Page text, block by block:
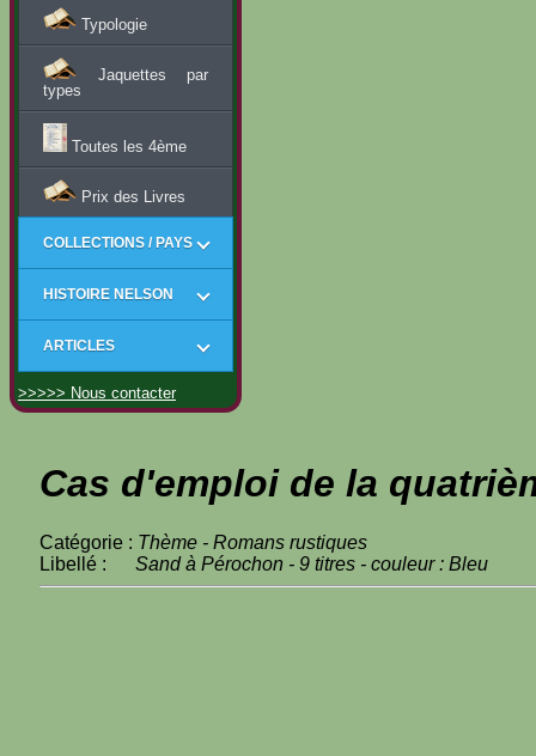
Typologie
Jaquettes par
types
Toutes les 4ème
Prix des Livres
COLLECTIONS / PAYS
HISTOIRE NELSON
ARTICLES
>>>>> Nous contacter
Cas d'emploi de la
Catégorie : Thème - Romans rustiques
Libellé : Sand à Pérochon - 9 titres - couleur : Bleu